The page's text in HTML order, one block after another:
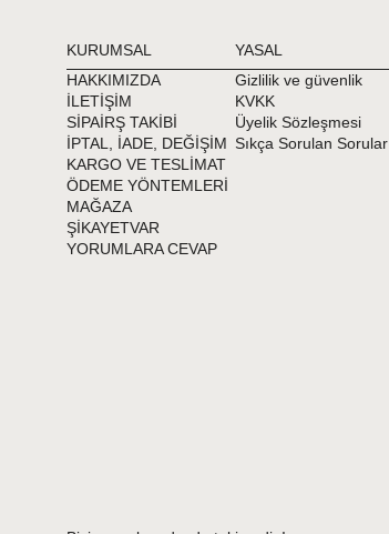
KURUMSAL
HAKKIMIZDA
İLETİŞİM
SİPAİRŞ TAKİBİ
İPTAL, İADE, DEĞİŞİM
KARGO VE TESLİMAT
ÖDEME YÖNTEMLERİ
MAĞAZA
ŞİKAYETVAR
YORUMLARA CEVAP
YASAL
Gizlilik ve güvenlik
KVKK
Üyelik Sözleşmesi
Sıkça Sorulan Sorular